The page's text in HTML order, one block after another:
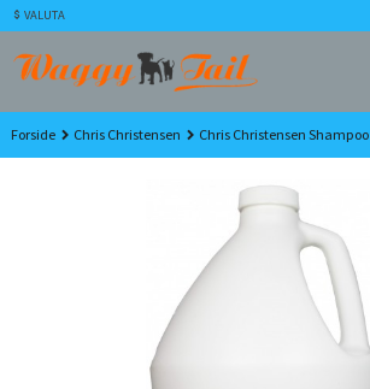
Gå
til
innholdet
VALUTA
Forside Chris Christensen Chris Christensen Shampoo